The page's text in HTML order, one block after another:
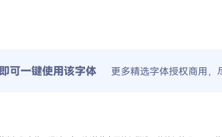
可一键使用该字体 更多精选字体授权商用，